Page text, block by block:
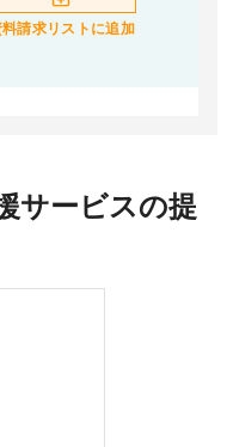
料請求リストに追加
サービスの提